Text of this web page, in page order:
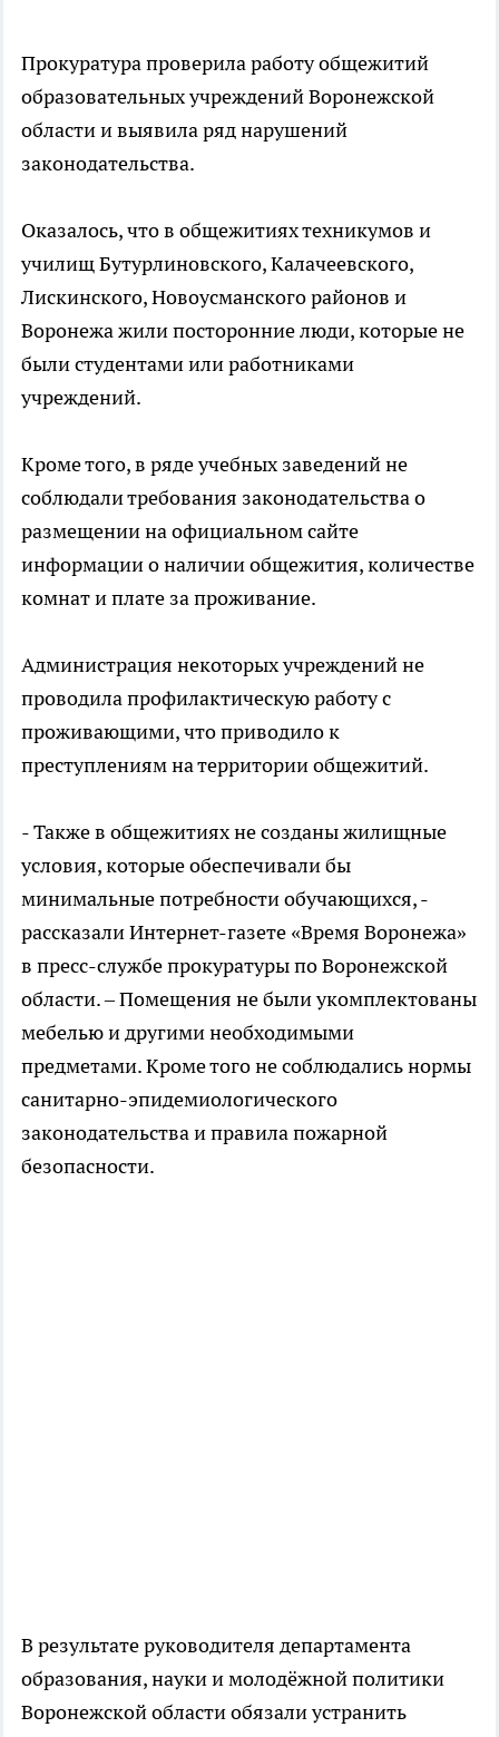
Прокуратура проверила работу общежитий
образовательных учреждений Воронежской
области и выявила ряд нарушений
законодательства.
Оказалось, что в общежитиях техникумов и
училищ Бутурлиновского, Калачеевского,
Лискинского, Новоусманского районов и
Воронежа жили посторонние люди, которые не
были студентами или работниками
учреждений.
Кроме того, в ряде учебных заведений не
соблюдали требования законодательства о
размещении на официальном сайте
информации о наличии общежития, количестве
комнат и плате за проживание.
Администрация некоторых учреждений не
проводила профилактическую работу с
проживающими, что приводило к
преступлениям на территории общежитий.
- Также в общежитиях не созданы жилищные
условия, которые обеспечивали бы
минимальные потребности обучающихся, -
рассказали Интернет-газете «Время Воронежа»
в пресс-службе прокуратуры по Воронежской
области. – Помещения не были укомплектованы
мебелью и другими необходимыми
предметами. Кроме того не соблюдались нормы
санитарно-эпидемиологического
законодательства и правила пожарной
безопасности.
В результате руководителя департамента
образования, науки и молодёжной политики
Воронежской области обязали устранить